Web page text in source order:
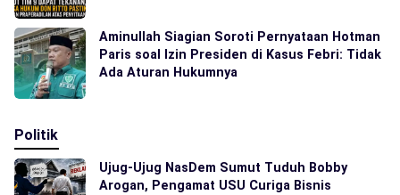
Aminullah Siagian Soroti Pernyataan Hotman
Paris soal Izin Presiden di Kasus Febri: Tidak
Ada Aturan Hukumnya
Politik
Ujug-Ujug NasDem Sumut Tuduh Bobby
Arogan, Pengamat USU Curiga Bisnis